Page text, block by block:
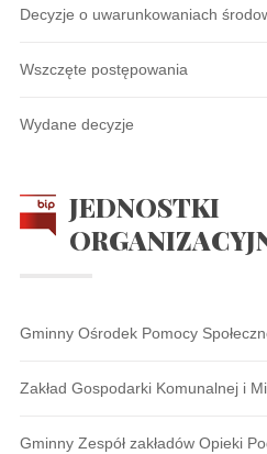
Decyzje o uwarunkowaniach
Wszczęte postępowania
Wydane decyzje
JEDNOSTKI
Gminny Ośrodek Pomocy
Zakład Gospodarki Komunalnej i
Gminny Zespół zakładów Opieki